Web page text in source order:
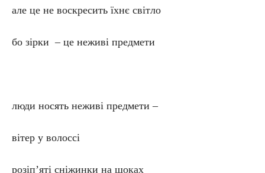
але це не воскресить їхнє світло
бо зірки – це неживі предмети
люди носять неживі предмети –
вітер у волоссі
розіп’яті сніжинки на щоках